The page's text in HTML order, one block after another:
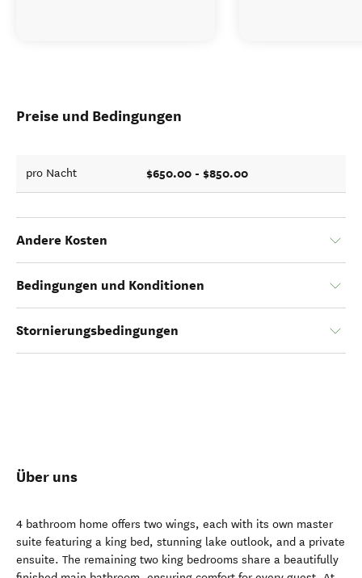
Preise und Bedingungen
pro Nacht $650.00 - $850.00
Andere Kosten
Bedingungen und Konditionen
Stornierungsbedingungen
Über uns
4 bathroom home offers two wings, each with its own master
suite featuring a king bed, stunning lake outlook, and a private
ensuite. The remaining two king bedrooms share a beautifully